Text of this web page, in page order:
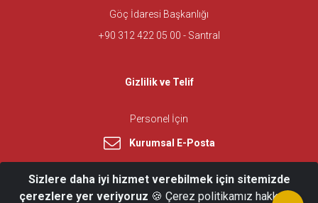
Göç İdaresi Başkanlığı
+90 312 422 05 00 - Santral
Gizlilik ve Telif
Personel İçin
Kurumsal E-Posta
Sizlere daha iyi hizmet verebilmek için sitemizde
çerezlere yer veriyoruz 🍪 Çerez politikamız hakkında